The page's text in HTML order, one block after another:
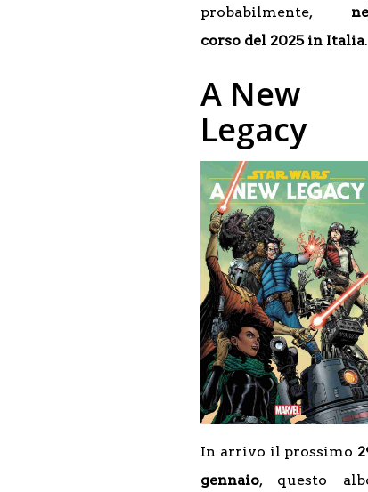
probabilmente,
corso del 2025 in Italia.
A New
Legacy
In arrivo il prossimo
gennaio, questo